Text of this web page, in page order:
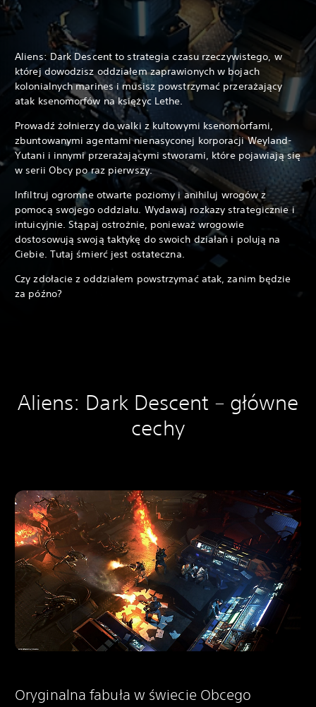
Aliens: Dark Descent to strategia czasu rzeczywistego, w
której dowodzisz oddziałem zaprawionych w bojach
kolonialnych marines i musisz powstrzymać przerażający
atak ksenomorfów na księżyc Lethe.
Prowadź żołnierzy do walki z kultowymi ksenomorfami,
zbuntowanymi agentami nienasyconej korporacji Weyland-
Yutani i innymi przerażającymi stworami, które pojawiają się
w serii Obcy po raz pierwszy.
Infiltruj ogromne otwarte poziomy i anihiluj wrogów z
pomocą swojego oddziału. Wydawaj rozkazy strategicznie i
intuicyjnie. Stąpaj ostrożnie, ponieważ wrogowie
dostosowują swoją taktykę do swoich działań i polują na
Ciebie. Tutaj śmierć jest ostateczna.
Czy zdołacie z oddziałem powstrzymać atak, zanim będzie
za późno?
Aliens: Dark Descent – główne
cechy
Oryginalna fabuła w świecie Obcego